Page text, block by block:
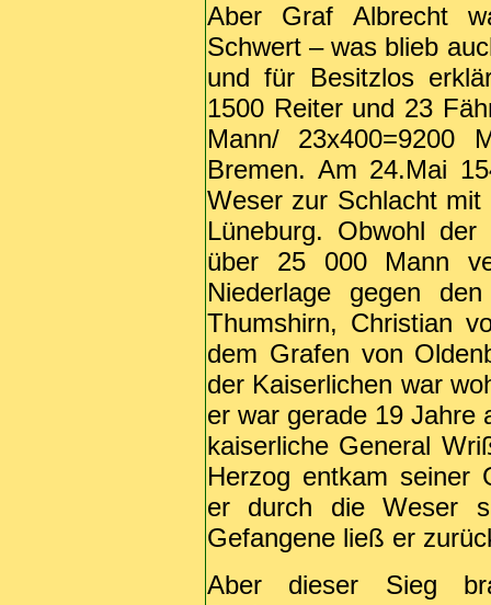
Aber Graf Albrecht
Schwert – was blieb
und für Besitzlos
1500 Reiter und 23
Mann/ 23x400=9200
Bremen. Am 24.Mai
Weser zur Schlacht
Lüneburg. Obwohl
über 25 000 Mann
Niederlage gegen
Thumshirn, Christian
dem Grafen von
der Kaiserlichen war
er war gerade 19 Jahre
kaiserliche General
Herzog entkam seiner
er durch die Weser
Gefangene ließ er
Aber dieser Sieg